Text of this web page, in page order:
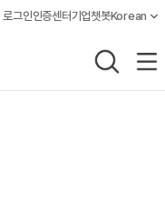
로그인인증센터기업챗봇Korean
언어설정,
통합검색 전체메